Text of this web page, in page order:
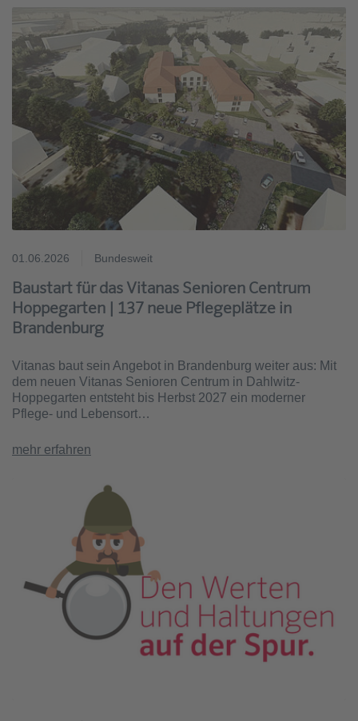
01.06.2026 Bundesweit
Baustart für das Vitanas Senioren Centrum
Hoppegarten | 137 neue Pflegeplätze in
Brandenburg
Vitanas baut sein Angebot in Brandenburg weiter aus: Mit
dem neuen Vitanas Senioren Centrum in Dahlwitz-
Hoppegarten entsteht bis Herbst 2027 ein moderner
Pflege- und Lebensort…
mehr erfahren